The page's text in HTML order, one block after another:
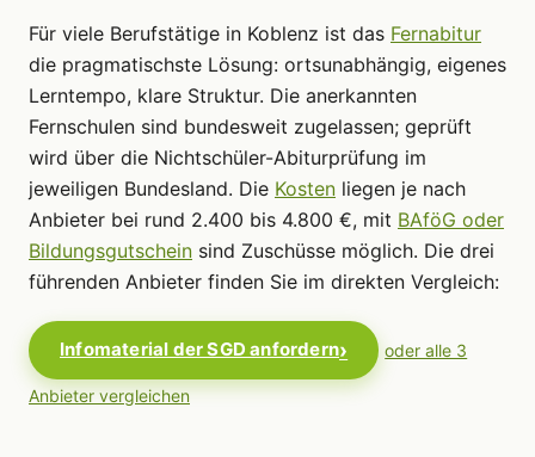
Für viele Berufstätige in Koblenz ist das Fernabitur
die pragmatischste Lösung: ortsunabhängig, eigenes
Lerntempo, klare Struktur. Die anerkannten
Fernschulen sind bundesweit zugelassen; geprüft
wird über die Nichtschüler-Abiturprüfung im
jeweiligen Bundesland. Die Kosten liegen je nach
Anbieter bei rund 2.400 bis 4.800 €, mit BAföG oder
Bildungsgutschein sind Zuschüsse möglich. Die drei
führenden Anbieter finden Sie im direkten Vergleich:
Infomaterial der SGD anfordern oder alle 3
Anbieter vergleichen